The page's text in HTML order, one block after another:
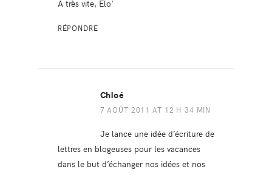
A très vite, Elo'
RÉPONDRE
Chloé
7 AOÛT 2011 AT 12 H 34 MIN
Je lance une idée d’écriture de
lettres en blogeuses pour les vacances
dans le but d’échanger nos idées et nos